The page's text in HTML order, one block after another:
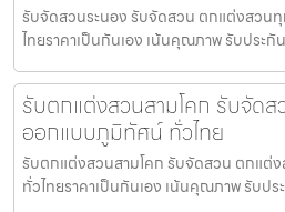
รับจัดสวนระนอง รับจัดสวน ตกแต่งสว
ไทยราคาเป็นกันเอง เน้นคุณภาพ รับประ
รับตกแต่งสวนสามโคก รับจัด
ออกแบบภูมิทัศน์ ทั่วไทย
รับตกแต่งสวนสามโคก รับจัดสวน ตกแ
ทั่วไทยราคาเป็นกันเอง เน้นคุณภาพ รับป